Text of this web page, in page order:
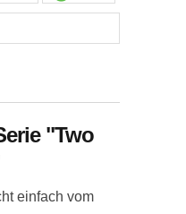
"Two
einfach vom